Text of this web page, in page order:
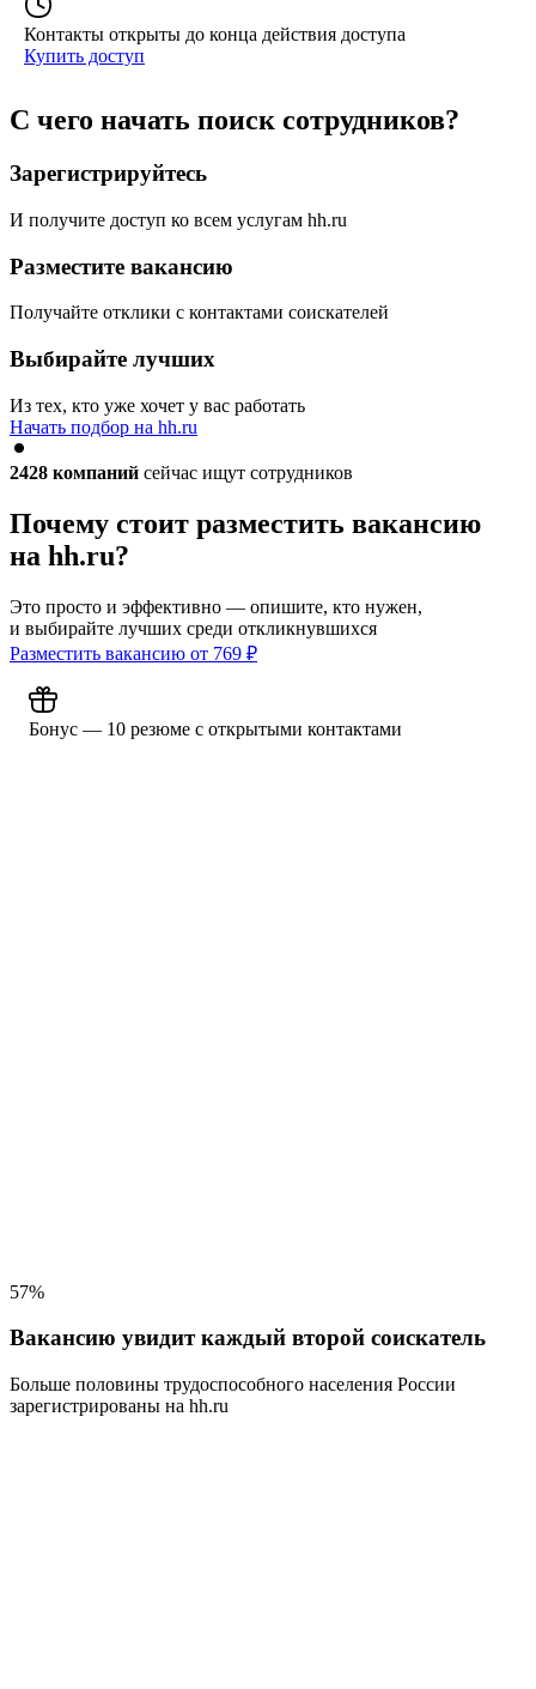
Контакты открыты до конца действия доступа
Купить доступ
С чего начать поиск сотрудников?
Зарегистрируйтесь
И получите доступ ко всем услугам hh.ru
Разместите вакансию
Получайте отклики с контактами соискателей
Выбирайте лучших
Из тех, кто уже хочет у вас работать
Начать подбор на hh.ru
2428 компаний сейчас ищут сотрудников
Почему стоит разместить вакансию
на hh.ru?
Это просто и эффективно — опишите, кто нужен,
и выбирайте лучших среди откликнувшихся
Разместить вакансию от 769 ₽
Бонус — 10 резюме с открытыми контактами
57%
Вакансию увидит каждый второй соискатель
Больше половины трудоспособного населения России
зарегистрированы на hh.ru